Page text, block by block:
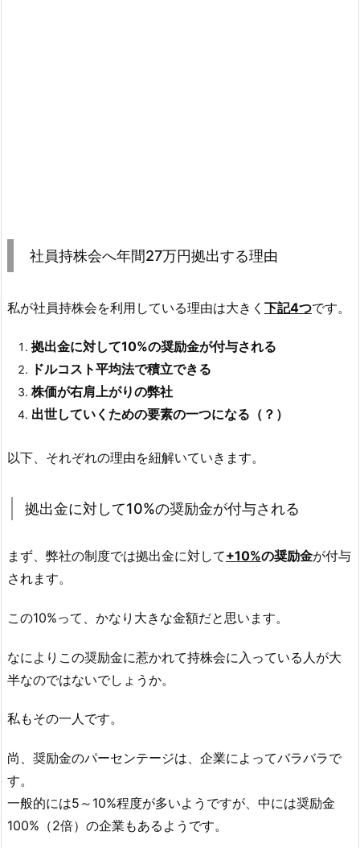
社員持株会へ年間27万円拠出する理由
私が社員持株会を利用している理由は大きく 下記4つです。
拠出金に対して10%の奨励金が付与される
ドルコスト平均法で積立できる
株価が右肩上がりの弊社
出世していくための要素の一つになる（？）
以下、それぞれの理由を紐解いていきます。
拠出金に対して10%の奨励金が付与される
まず、弊社の制度では拠出金に対して+10%の奨励金が付与
されます。
この10%って、かなり大きな金額だと思います。
なによりこの奨励金に惹かれて持株会に入っている人が大
半なのではないでしょうか。
私もその一人です。
尚、奨励金のパーセンテージは、企業によってバラバラで
す。
一般的には5～10%程度が多いようですが、中には奨励金
100%（2倍）の企業もあるようです。